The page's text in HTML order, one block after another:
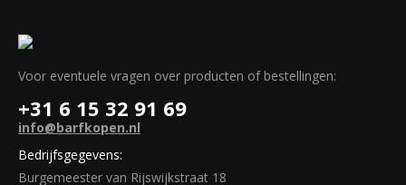
Voor eventuele vragen over producten of bestellingen:
+31 6 15 32 91 69
info@barfkopen.nl
Bedrijfsgegevens:
Burgemeester van Rijswijkstraat 18